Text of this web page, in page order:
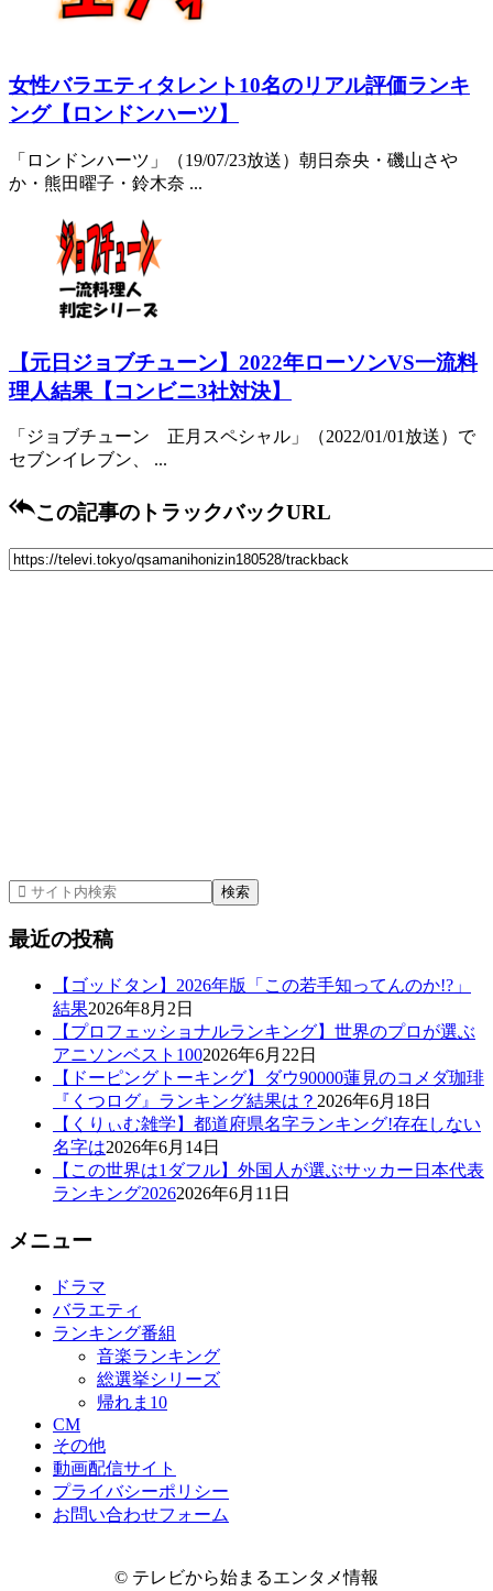
女性バラエティタレント10名のリアル評価ランキ
ング【ロンドンハーツ】
「ロンドンハーツ」（19/07/23放送）朝日奈央・磯山さや
か・熊田曜子・鈴木奈 ...
【元日ジョブチューン】2022年ローソンVS一流料
理人結果【コンビニ3社対決】
「ジョブチューン 正月スペシャル」（2022/01/01放送）で
セブンイレブン、 ...
この記事のトラックバックURL
最近の投稿
【ゴッドタン】2026年版「この若手知ってんのか!?」
結果2026年8月2日
【プロフェッショナルランキング】世界のプロが選ぶ
アニソンベスト1002026年6月22日
【ドーピングトーキング】ダウ90000蓮見のコメダ珈琲
『くつログ』ランキング結果は？ 2026年6月18日
【くりぃむ雑学】都道府県名字ランキング!存在しない
名字は2026年6月14日
【この世界は1ダフル】外国人が選ぶサッカー日本代表
ランキング20262026年6月11日
メニュー
ドラマ
バラエティ
ランキング番組
音楽ランキング
総選挙シリーズ
帰れま10
CM
その他
動画配信サイト
プライバシーポリシー
お問い合わせフォーム
© テレビから始まるエンタメ情報